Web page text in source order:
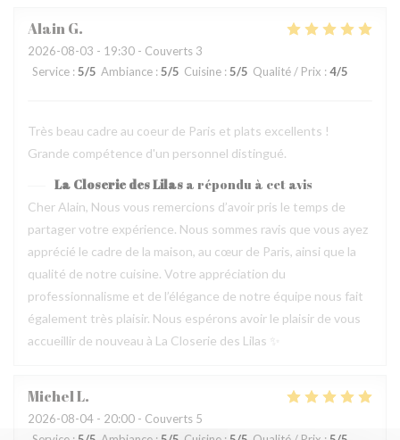
AlainG
2026-08-03 - 19:30 - Couverts 3
Service : 5/5 Ambiance : 5/5 Cuisine : 5/5 Qualité / Prix : 4/5
Très beau cadre au coeur de Paris et plats excellents !
Grande compétence d'un personnel distingué.
La Closerie des Lilas a répondu à cet avis
Cher Alain, Nous vous remercions d’avoir pris le temps de
partager votre expérience. Nous sommes ravis que vous ayez
apprécié le cadre de la maison, au cœur de Paris, ainsi que la
qualité de notre cuisine. Votre appréciation du
professionnalisme et de l’élégance de notre équipe nous fait
également très plaisir. Nous espérons avoir le plaisir de vous
accueillir de nouveau à La Closerie des Lilas ✨
MichelL
2026-08-04 - 20:00 - Couverts 5